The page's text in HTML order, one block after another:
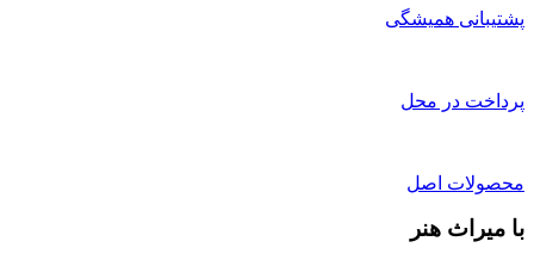
پشتیبانی همیشگی
پرداخت در محل
محصولات اصل
با میراث هنر